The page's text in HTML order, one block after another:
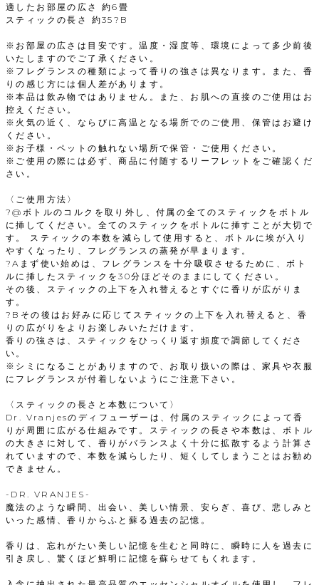
適したお部屋の広さ 約6畳
スティックの長さ 約35?B
※お部屋の広さは目安です。温度・湿度等、環境によって多少前後
いたしますのでご了承ください。
※フレグランスの種類によって香りの強さは異なります。また、香
りの感じ方には個人差があります。
※本品は飲み物ではありません。また、お肌への直接のご使用はお
控えください。
※火気の近く、ならびに高温となる場所でのご使用、保管はお避け
ください。
※お子様・ペットの触れない場所で保管・ご使用ください。
※ご使用の際には必ず、商品に付随するリーフレットをご確認くだ
さい。
〈ご使用方法〉
?@ボトルのコルクを取り外し、付属の全てのスティックをボトル
に挿してください。全てのスティックをボトルに挿すことが大切で
す。 スティックの本数を減らして使用すると、ボトルに埃が入り
やすくなったり、フレグランスの蒸発が早まります。
?Aまず使い始めは、フレグランスを十分吸収させるために、ボト
ルに挿したスティックを30分ほどそのままにしてください。
その後、スティックの上下を入れ替えるとすぐに香りが広がりま
す。
?Bその後はお好みに応じてスティックの上下を入れ替えると、香
りの広がりをよりお楽しみいただけます。
香りの強さは、スティックをひっくり返す頻度で調節してくださ
い。
※シミになることがありますので、お取り扱いの際は、家具や衣服
にフレグランスが付着しないようにご注意下さい。
〈スティックの長さと本数について〉
Dr. Vranjesのディフューザーは、付属のスティックによって香
りが周囲に広がる仕組みです。スティックの長さや本数は、ボトル
の大きさに対して、香りがバランスよく十分に拡散するよう計算さ
れていますので、本数を減らしたり、短くしてしまうことはお勧め
できません。
-DR. VRANJES-
魔法のような瞬間、出会い、美しい情景、安らぎ、喜び、悲しみと
いった感情、香りからふと蘇る過去の記憶。
香りは、忘れがたい美しい記憶を生むと同時に、瞬時に人を過去に
引き戻し、驚くほど鮮明に記憶を蘇らせてもくれます。